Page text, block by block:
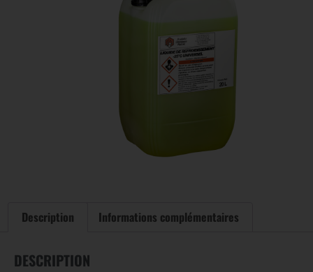
Description Informations complémentaires
DESCRIPTION